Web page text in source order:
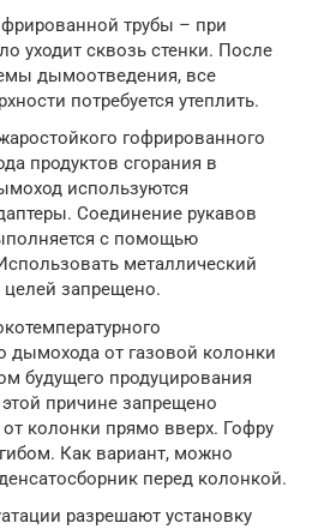
трубы – при
уходит сквозь стенки. После
дымоотведения, все
потребуется утеплить.
гофрированного
продуктов сгорания в
используются
Соединение рукавов
с помощью
металлический
целей запрещено.
дымохода от газовой колонки
будущего продуцирования
причине запрещено
колонки прямо вверх. Гофру
Как вариант, можно
перед колонкой.
разрешают установку